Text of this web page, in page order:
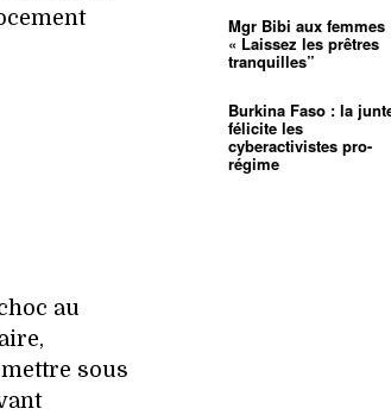
au
sous
Mgr Bibi aux femmes
« Laissez les prêtres
tranquilles”
Burkina Faso : la
félicite les
cyberactivistes pro-
régime